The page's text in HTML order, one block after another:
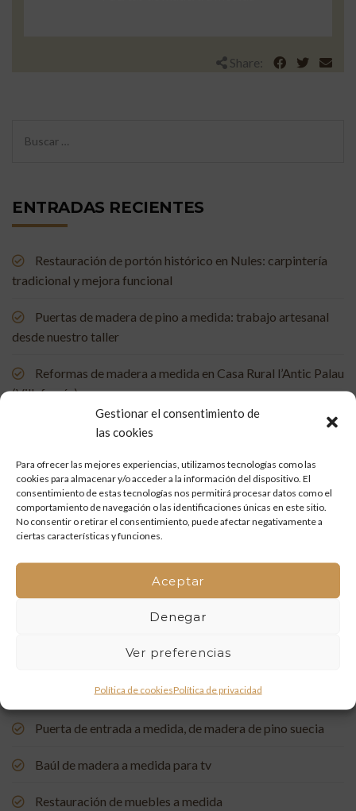
Gestionar el consentimiento de
las cookies
Para ofrecer las mejores experiencias, utilizamos tecnologías como las
cookies para almacenar y/o acceder a la información del dispositivo. El
consentimiento de estas tecnologías nos permitirá procesar datos como el
comportamiento de navegación o las identificaciones únicas en este sitio.
No consentir o retirar el consentimiento, puede afectar negativamente a
ciertas características y funciones.
Aceptar
Denegar
Ver preferencias
Política de cookiesPolítica de privacidad
Share:
ENTRADAS RECIENTES
Restauración de portón histórico en Nules: carpintería
tradicional y mejora funcional
Puertas de madera de pino a medida: trabajo artesanal
desde nuestro taller
Reformas de madera a medida en Casa Rural l’Antic Palau
(Villafamés)
Mueble de baño a medida en madera de mobila vieja
Restauración de un portón de madera en Onda: tradición
y artesanía que vuelven a la vida
Mueble de baño a medida con acabado en nogal
Un rincón de estudio único: restauración y carpintería a
Restauración de una Capelleta de Visita Domiciliaria: Un
Puerta de entrada a medida, de madera de pino suecia
Baúl de madera a medida para tv
Restauración de muebles a medida